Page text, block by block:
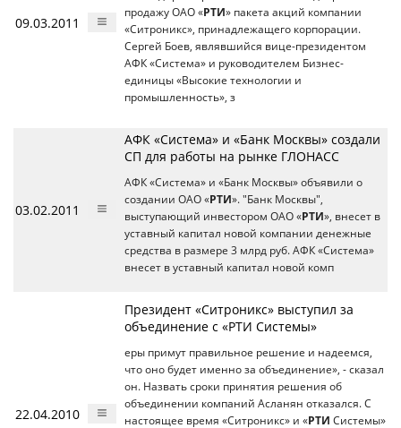
09.03.2011
продажу ОАО «РТИ» пакета акций компании
«Ситроникс», принадлежащего корпорации.
Сергей Боев, являвшийся вице-президентом
АФК «Система» и руководителем Бизнес-
единицы «Высокие технологии и
промышленность», з
03.02.2011
АФК «Система» и «Банк Москвы» создали
СП для работы на рынке ГЛОНАСС
АФК «Система» и «Банк Москвы» объявили о
создании ОАО «РТИ». "Банк Москвы",
выступающий инвестором ОАО «РТИ», внесет в
уставный капитал новой компании денежные
средства в размере 3 млрд руб. АФК «Система»
внесет в уставный капитал новой комп
22.04.2010
Президент «Ситроникс» выступил за
объединение с «РТИ Системы»
еры примут правильное решение и надеемся,
что оно будет именно за объединение», - сказал
он. Назвать сроки принятия решения об
объединении компаний Асланян отказался. С
настоящее время «Ситроникс» и «РТИ Системы»